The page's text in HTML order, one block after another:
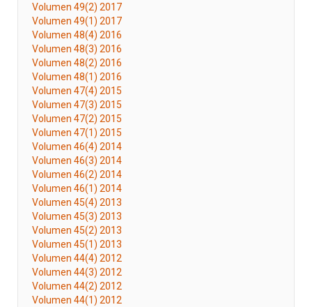
Volumen 49(2) 2017
Volumen 49(1) 2017
Volumen 48(4) 2016
Volumen 48(3) 2016
Volumen 48(2) 2016
Volumen 48(1) 2016
Volumen 47(4) 2015
Volumen 47(3) 2015
Volumen 47(2) 2015
Volumen 47(1) 2015
Volumen 46(4) 2014
Volumen 46(3) 2014
Volumen 46(2) 2014
Volumen 46(1) 2014
Volumen 45(4) 2013
Volumen 45(3) 2013
Volumen 45(2) 2013
Volumen 45(1) 2013
Volumen 44(4) 2012
Volumen 44(3) 2012
Volumen 44(2) 2012
Volumen 44(1) 2012